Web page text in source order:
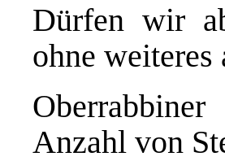
Dürfen wir
ohne weiteres
Anzahl von